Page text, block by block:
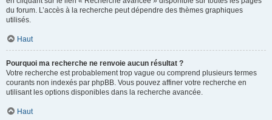
du forum. L’accès à la recherche peut dépendre des thèmes graphiques
utilisés.
Haut
Pourquoi ma recherche ne renvoie aucun résultat ?
Votre recherche est probablement trop vague ou comprend plusieurs termes
courants non indexés par phpBB. Vous pouvez affiner votre recherche en
utilisant les options disponibles dans la recherche avancée.
Haut